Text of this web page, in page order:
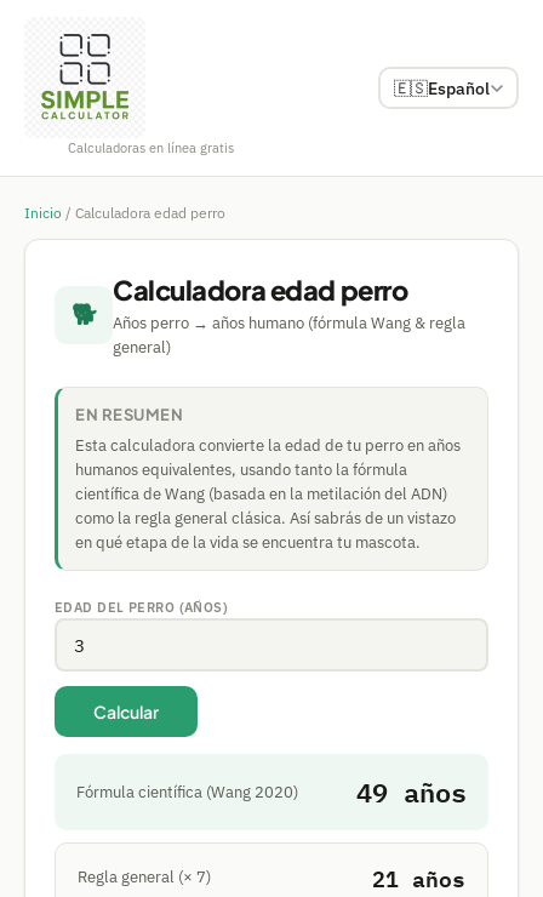
Calculadoras en línea gratis
🇪🇸Español
Inicio / Calculadora edad perro
🐕
Calculadora edad perro
Años perro → años humano (fórmula Wang & regla
general)
EN RESUMEN
Esta calculadora convierte la edad de tu perro en años
humanos equivalentes, usando tanto la fórmula
científica de Wang (basada en la metilación del ADN)
como la regla general clásica. Así sabrás de un vistazo
en qué etapa de la vida se encuentra tu mascota.
EDAD DEL PERRO (AÑOS)
Calcular
Fórmula científica (Wang 2020) 49 años
Regla general (× 7) 21 años